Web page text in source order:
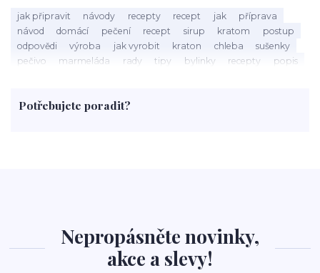
jak připravit návody recepty recept jak
příprava
návod
domácí pečení recept sirup kratom
postup
odpovědi
výroba jak vyrobit kraton chleba
sušenky
pečivo
marmeláda rady tipy bylinky recepty
popis
rohlíky
grilování čaj
Potřebujete poradit?
Nepropásněte novinky,
akce a slevy!